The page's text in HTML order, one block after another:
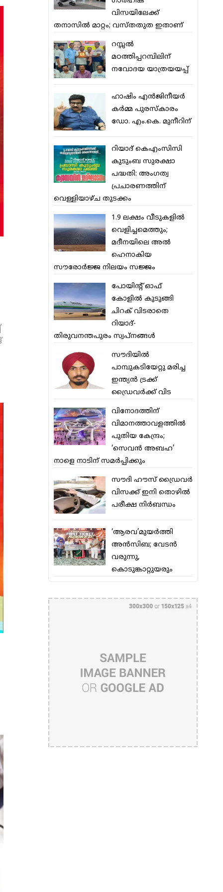
വിസയിലേക്ക്
തനാസില്‍ മാറ്റം; വസ്തതുത ഇതാണ്
റസ്സല്‍
മഠത്തിപ്പറമ്പിലിന്
നവോദയ യാത്രയയപ്പ്
ഹാഷിം എന്‍ജിനീയര്‍
കര്‍മ്മ പുരസ്‌കാരം
ഡോ. എം.കെ. മുനീറിന്
റിയാദ് കെഎംസിസി
കുടുംബ സുരക്ഷാ
പദ്ധതി: അംഗത്വ
പ്രചാരണത്തിന്
വെള്ളിയാഴ്ച തുടക്കം
1.9 ലക്ഷം വീടുകളില്‍
വെളിച്ചമെത്തും;
മദീനയിലെ അല്‍
ഹെനാകിയ
സൗരോര്‍ജ്ജ നിലയം സജ്ജം
പോയിന്റ് ഓഫ്
കോളില്‍ കുടുങ്ങി
ചിറക് വിടരാതെ
റിയാദ്-
തിരുവനന്തപുരം സ്വപ്നങ്ങള്‍
സൗദിയിൽ
പാമ്പുകടിയേറ്റു മരിച്ച
ഇന്ത്യൻ ട്രക്ക്
ഡ്രൈവർക്ക് വിട
വിനോദത്തിന്
വിമാനത്താവളത്തില്‍
പുതിയ കേന്ദ്രം;
‘സെവന്‍ അബഹ’
നാളെ നാടിന് സമര്‍പ്പിക്കും
സൗദി ഹൗസ് ഡ്രൈവര്‍
വിസക്ക് ഇനി തൊഴില്‍
പരീക്ഷ നിര്‍ബന്ധം
‘ആരവ’മുയര്‍ത്തി
അന്‍സിബ; വേടന്‍
വരുന്നു,
കൊടുങ്കാറ്റുയരും